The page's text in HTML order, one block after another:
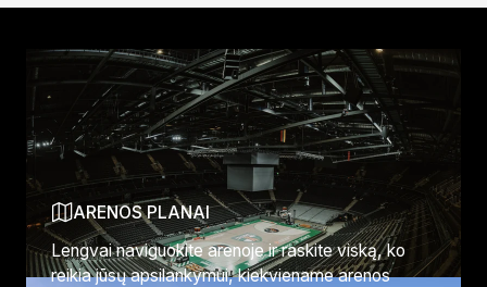
ATRASKITE DAUGIAU
ARENOS PLANAI
Lengvai naviguokite arenoje ir raskite viską, ko
reikia jūsų apsilankymui, kiekviename arenos